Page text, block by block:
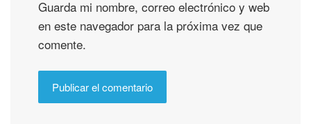
Guarda mi nombre, correo electrónico y web
en este navegador para la próxima vez que
comente.